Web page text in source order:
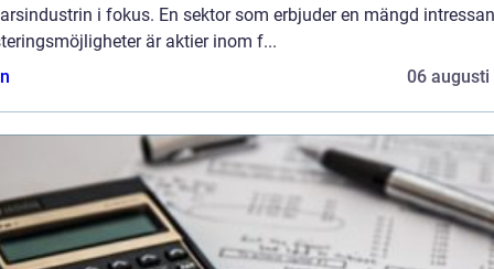
i fokus. En sektor som erbjuder en mängd
är aktier inom f...
06 augusti